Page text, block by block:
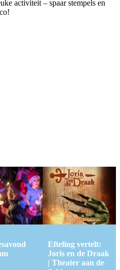
activiteit – spaar stempels en
Efteling vertelt:
Joris en de Draak
| Theater aan de